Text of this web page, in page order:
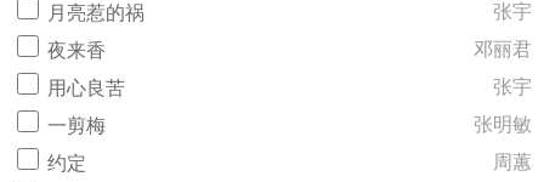
月亮惹的祸
张宇
夜来香
邓丽君
用心良苦
张宇
一剪梅
张明敏
约定
周蕙